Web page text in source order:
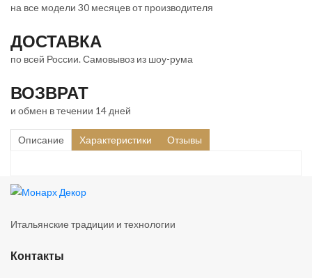
на все модели 30 месяцев от производителя
ДОСТАВКА
по всей России. Самовывоз из шоу-рума
ВОЗВРАТ
и обмен в течении 14 дней
Описание Характеристики Отзывы
Итальянские традиции и технологии
Контакты